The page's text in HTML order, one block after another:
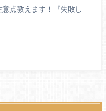
点教えます！『失敗し